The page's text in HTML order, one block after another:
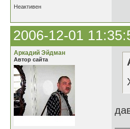
Неактивен
2006-12-01
Аркадий Эйдман
Автор сайта